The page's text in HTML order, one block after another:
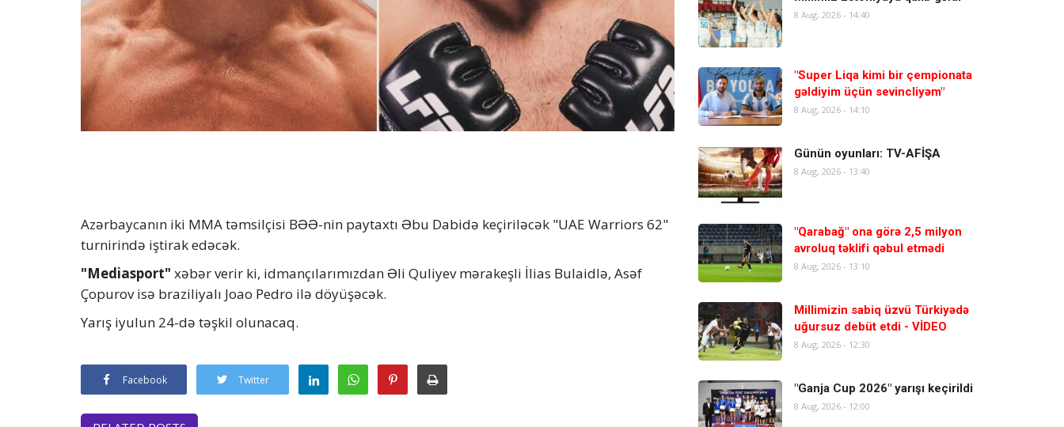
Azərbaycanın iki MMA təmsilçisi ВƏƏ-nin paytaxtı Əbu Dabidə keçiriləcək "UAE Warriors 62"
turnirində iştirak edəcək.
"Mediasport" xəbər verir ki, idmançılarımızdan Əli Quliyev mərakeşli İlias Bulaidlə, Asəf
Çopurov isə braziliyalı Joao Pedro ilə döyüşəcək.
Yarış iyulun 24-də təşkil olunacaq.
Facebook Twitter
8 Aug, 2026 - 14:40
"Super Liqa kimi bir çempionata
gəldiyim üçün sevincliyəm"
8 Aug, 2026 - 14:10
Günün oyunları: TV-AFİŞA
8 Aug, 2026 - 13:40
"Qarabağ" ona görə 2,5 milyon
avroluq təklifi qəbul etmədi
8 Aug, 2026 - 13:10
Millimizin sabiq üzvü Türkiyədə
uğursuz debüt etdi - VİDEO
8 Aug, 2026 - 12:30
"Ganja Cup 2026" yarışı keçirildi
8 Aug, 2026 - 12:00